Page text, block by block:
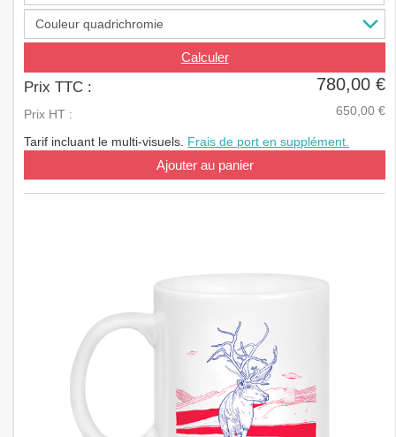
o
Calculer
Prix TTC : 780,00 €
Prix HT : 650,00 €
Tarif incluant le multi-visuels. Frais de port en supplément.
Ajouter au panier